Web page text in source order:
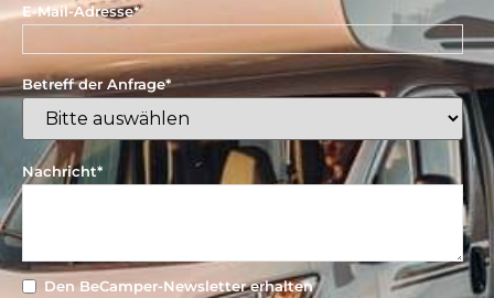
E-Mail-Adresse*
Betreff der Anfrage*
Nachricht*
Den BeCamper-Newsletter erhalten